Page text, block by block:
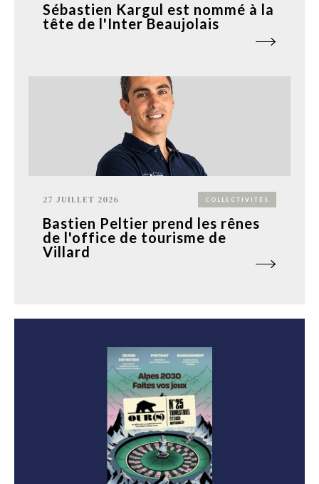
Sébastien Kargul est nommé à la
tête de l'Inter Beaujolais
27 JUILLET 2026 COLLECTIVITÉS
Bastien Peltier prend les rênes
de l'office de tourisme de
Villard